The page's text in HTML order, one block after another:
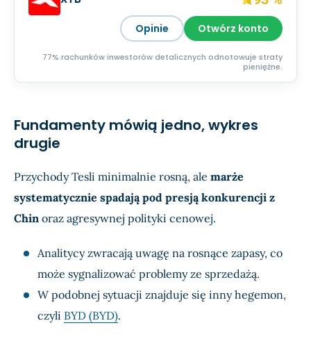
Opinie Otwórz konto
77% rachunków inwestorów detalicznych odnotowuje straty
pieniężne.
Fundamenty mówią jedno, wykres
drugie
Przychody Tesli minimalnie rosną, ale marże
systematycznie spadają pod presją konkurencji z
Chin oraz agresywnej polityki cenowej.
Analitycy zwracają uwagę na rosnące zapasy, co
może sygnalizować problemy ze sprzedażą.
W podobnej sytuacji znajduje się inny hegemon,
czyli BYD (BYD).